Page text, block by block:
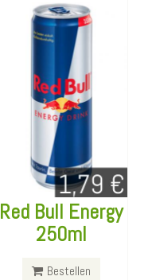
Red Bull Energy
250ml
Bestellen
Red Bull Zero